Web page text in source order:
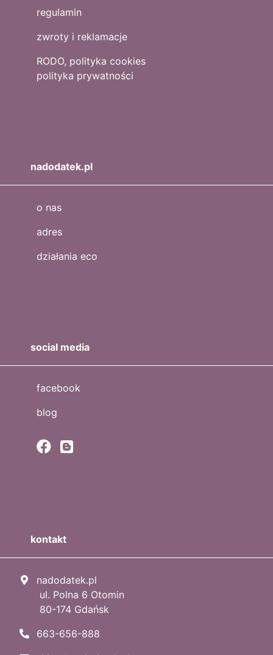
regulamin
zwroty i reklamacje
RODO, polityka cookies
polityka prywatności
nadodatek.pl
o nas
adres
działania eco
social media
facebook
blog
kontakt
nadodatek.pl
ul. Polna 6 Otomin
80-174 Gdańsk
663-656-888